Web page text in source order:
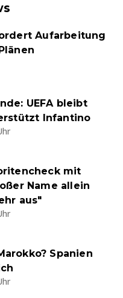
Aufarbeitung
UEFA bleibt
Infantino
mit
Name allein
aus"
Spanien